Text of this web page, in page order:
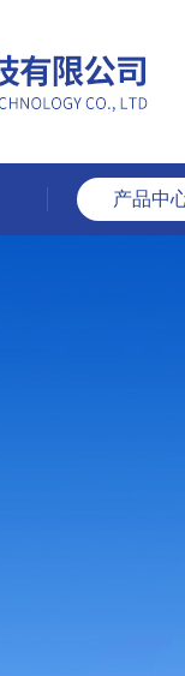
产品中